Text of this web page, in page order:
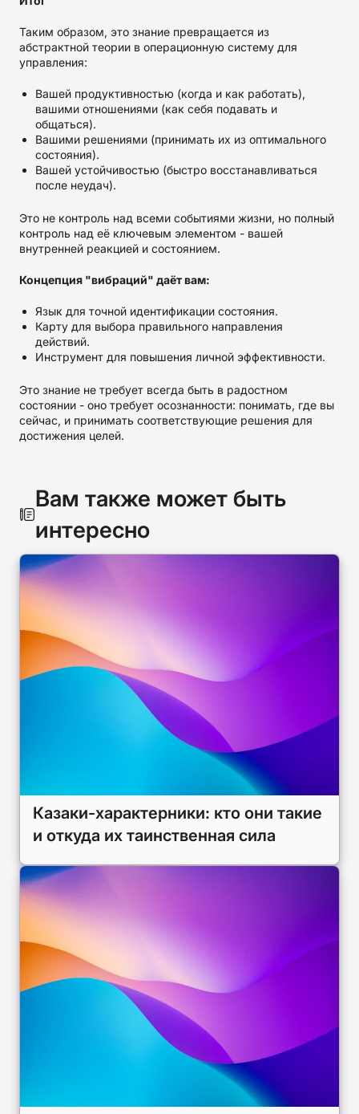
Таким образом, это знание превращается из
абстрактной теории в операционную систему для
управления:
Вашей продуктивностью (когда и как работать),
вашими отношениями (как себя подавать и
общаться).
Вашими решениями (принимать их из оптимального
состояния).
Вашей устойчивостью (быстро восстанавливаться
после неудач).
Это не контроль над всеми событиями жизни, но полный
контроль над её ключевым элементом - вашей
внутренней реакцией и состоянием.
Концепция "вибраций" даёт вам:
Язык для точной идентификации состояния.
Карту для выбора правильного направления
действий.
Инструмент для повышения личной эффективности.
Это знание не требует всегда быть в радостном
состоянии - оно требует осознанности: понимать, где вы
сейчас, и принимать соответствующие решения для
достижения целей.
Вам также может быть
интересно
Казаки-характерники: кто они такие
и откуда их таинственная сила